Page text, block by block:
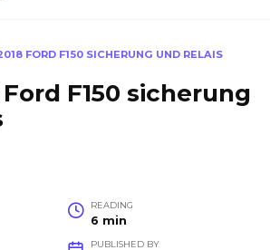
FORD F150 SICHERUNG UND RELAIS
Ford F150 sicherung
READING
6 min
PUBLISHED BY